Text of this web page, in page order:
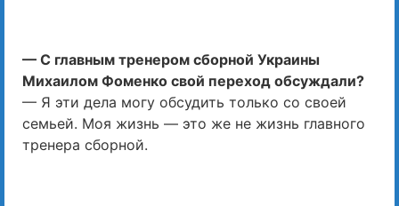
— С главным тренером сборной Украины
Михаилом Фоменко свой переход обсуждали?
— Я эти дела могу обсудить только со своей
семьей. Моя жизнь — это же не жизнь главного
тренера сборной.